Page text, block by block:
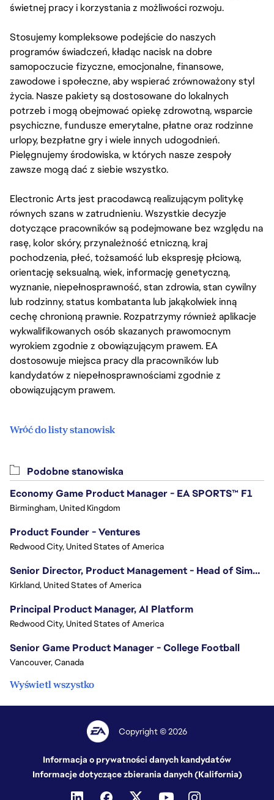
świetnej pracy i korzystania z możliwości rozwoju.
Stosujemy kompleksowe podejście do naszych
programów świadczeń, kładąc nacisk na dobre
samopoczucie fizyczne, emocjonalne, finansowe,
zawodowe i społeczne, aby wspierać zrównoważony styl
życia. Nasze pakiety są dostosowane do lokalnych
potrzeb i mogą obejmować opiekę zdrowotną, wsparcie
psychiczne, fundusze emerytalne, płatne oraz rodzinne
urlopy, bezpłatne gry i wiele innych udogodnień.
Pielęgnujemy środowiska, w których nasze zespoły
zawsze mogą dać z siebie wszystko.
Electronic Arts jest pracodawcą realizującym politykę
równych szans w zatrudnieniu. Wszystkie decyzje
dotyczące pracowników są podejmowane bez względu na
rasę, kolor skóry, przynależność etniczną, kraj
pochodzenia, płeć, tożsamość lub ekspresję płciową,
orientację seksualną, wiek, informację genetyczną,
wyznanie, niepełnosprawność, stan zdrowia, stan cywilny
lub rodzinny, status kombatanta lub jakąkolwiek inną
cechę chronioną prawnie. Rozpatrzymy również aplikacje
wykwalifikowanych osób skazanych prawomocnym
wyrokiem zgodnie z obowiązującym prawem. EA
dostosowuje miejsca pracy dla pracowników lub
kandydatów z niepełnosprawnościami zgodnie z
obowiązującym prawem.
Wróć do listy stanowisk
Podobne stanowiska
Economy Game Product Manager - EA SPORTS™ F1
Birmingham, United Kingdom
Product Founder - Ventures
Redwood City, United States of America
Senior Director, Product Management - Head of Sims Marketplace
Kirkland, United States of America
Principal Product Manager, AI Platform
Redwood City, United States of America
Senior Game Product Manager - College Football
Vancouver, Canada
Wyświetl wszystko
Copyright © 2026
Informacja o prywatności danych kandydatów
Informacje dotyczące zbierania danych (Kalifornia)